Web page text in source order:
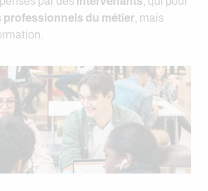
professionnels du métier , mais